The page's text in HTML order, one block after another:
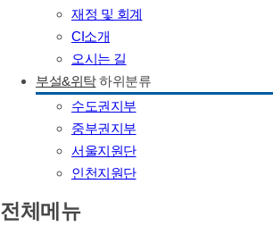
재정 및 회계
CI소개
오시는 길
부설&위탁 하위분류
수도권지부
중부권지부
서울지원단
인천지원단
전체메뉴